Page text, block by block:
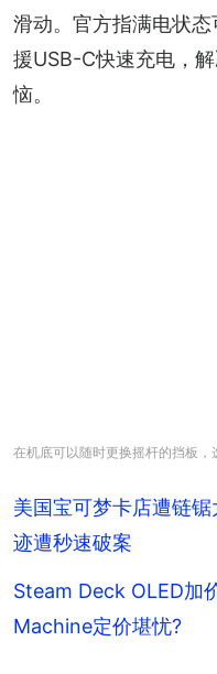
滑动。官方指满电状
援USB-C快速充电，
恼。
在机底可以随时更换摇杆的挡板，
美国宝可梦卡店遭链
迹遭秒速破案
Steam Deck OLED加
Machine定价堪忧?